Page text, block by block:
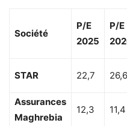
Société
P/E
2025
P/E
STAR 22,7 26,6
Assurances
Maghrebia
12,3 11,4